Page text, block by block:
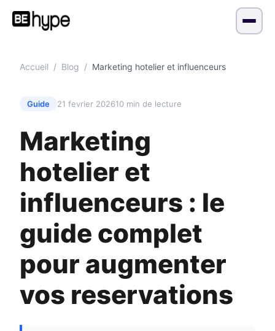
Accueil / Blog / Marketing hotelier et influenceurs
Guide 21 fevrier 202610 min de lecture
Marketing
hotelier et
influenceurs : le
guide complet
pour augmenter
vos reservations